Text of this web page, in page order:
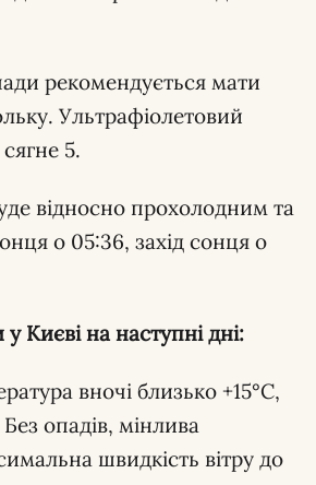
рекомендується мати
Ультрафіолетовий
5.
відносно прохолодним та
о 05:36, захід сонця о
Києві на наступні дні:
вночі близько +15°C,
опадів, мінлива
швидкість вітру до